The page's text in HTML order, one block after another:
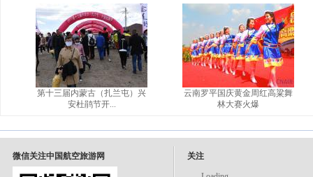
第十三届内蒙古（扎兰屯）兴
安杜鹃节开...
云南罗平国庆黄金周红高粱舞
林大赛火爆
微信关注中国航空旅游网 关注